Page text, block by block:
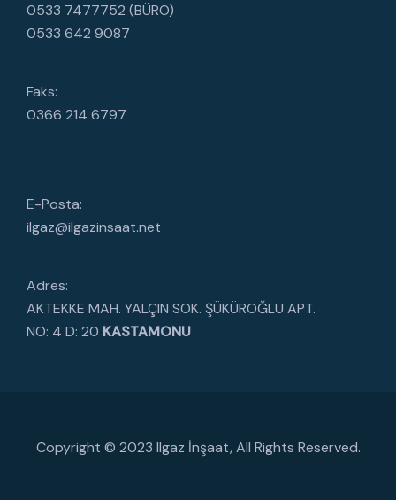
0533 7477752 (BÜRO)
0533 642 9087
Faks:
0366 214 6797
E-Posta:
ilgaz@ilgazinsaat.net
Adres:
AKTEKKE MAH. YALÇIN SOK. ŞÜKÜROĞLU APT.
NO: 4 D: 20 KASTAMONU
Copyright © 2023 Ilgaz İnşaat, All Rights Reserved.